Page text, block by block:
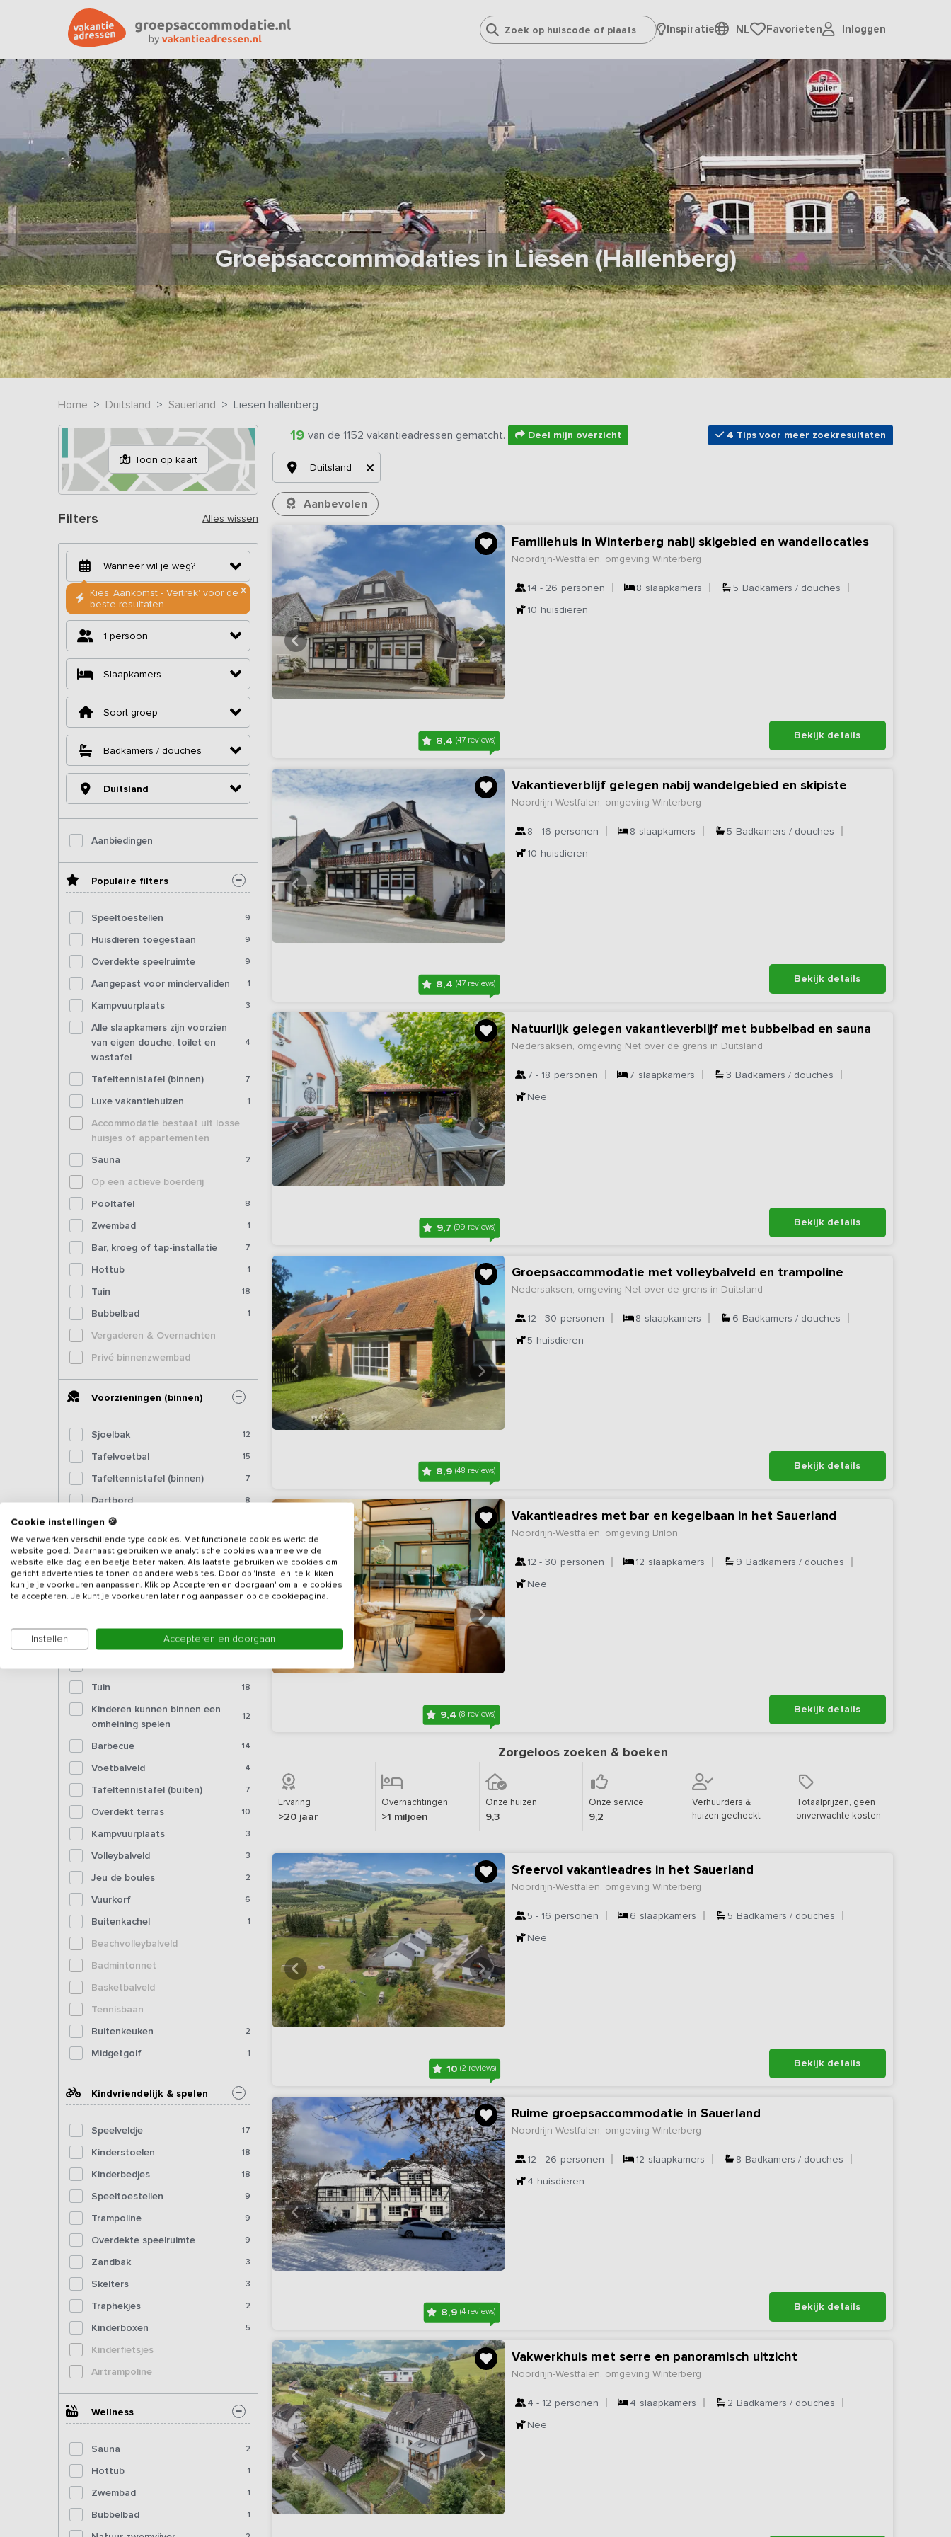
Inspiratie NL Favorieten Inloggen
Groepsaccommodaties in Liesen (Hallenberg)
Home Duitsland Sauerland Liesen hallenberg
Toon op kaart
Filters Alles wissen
X
Kies 'Aankomst - Vertrek' voor de
beste resultaten
1 persoon
Slaapkamers
Soort groep
Badkamers / douches
Duitsland
Aanbiedingen
Populaire filters
Speeltoestellen 9
Huisdieren toegestaan 9
Overdekte speelruimte 9
Aangepast voor mindervaliden 1
Kampvuurplaats 3
Alle slaapkamers zijn voorzien
van eigen douche, toilet en
wastafel
4
Tafeltennistafel (binnen) 7
Luxe vakantiehuizen 1
Accommodatie bestaat uit losse
huisjes of appartementen
Sauna
2
Op een actieve boerderij
Pooltafel
8
Zwembad 1
Bar, kroeg of tap-installatie 7
Hottub 1
Tuin 18
Bubbelbad 1
Vergaderen & Overnachten
Privé binnenzwembad
Voorzieningen (binnen)
Sjoelbak 12
Tafelvoetbal 15
Tafeltennistafel (binnen) 7
Dartbord 8
Pooltafel
Biljart 1
Fitnessapparatuur 1
Bioscoop
Voorzieningen (buiten)
Tuin 18
Kinderen kunnen binnen een
omheining spelen
12
Barbecue 14
Voetbalveld 4
Tafeltennistafel (buiten) 7
Overdekt terras 10
Kampvuurplaats 3
Volleybalveld 3
Jeu de boules 2
Vuurkorf 6
Buitenkachel 1
Beachvolleybalveld
Badmintonnet
Basketbalveld
Tennisbaan
Buitenkeuken
2
Midgetgolf 1
Kindvriendelijk & spelen
Speelveldje 17
Kinderstoelen 18
Kinderbedjes 18
Speeltoestellen 9
Trampoline 9
Overdekte speelruimte 9
Zandbak 3
Skelters 3
Traphekjes 2
Kinderboxen 5
Kinderfietsjes
Airtrampoline
Wellness
Sauna 2
Hottub 1
Zwembad 1
Bubbelbad 1
19 van de 1152 vakantieadressen gematcht. Deel mijn overzicht 4 Tips voor meer zoekresultaten
Duitsland
Aanbevolen
8,4(47 reviews)
Familiehuis in Winterberg nabij skigebied en wandellocaties
Noordrijn-Westfalen, omgeving Winterberg
14 - 26 personen 8 slaapkamers 5 Badkamers / douches
10 huisdieren
Bekijk details
8,4(47 reviews)
Vakantieverblijf gelegen nabij wandelgebied en skipiste
Noordrijn-Westfalen, omgeving Winterberg
8 - 16 personen 8 slaapkamers 5 Badkamers / douches
10 huisdieren
Bekijk details
9,7(99 reviews)
Natuurlijk gelegen vakantieverblijf met bubbelbad en sauna
Nedersaksen, omgeving Net over de grens in Duitsland
7 - 18 personen 7 slaapkamers 3 Badkamers / douches
Nee
Bekijk details
8,9(48 reviews)
Groepsaccommodatie met volleybalveld en trampoline
Nedersaksen, omgeving Net over de grens in Duitsland
12 - 30 personen 8 slaapkamers 6 Badkamers / douches
5 huisdieren
Bekijk details
9,4(8 reviews)
Vakantieadres met bar en kegelbaan in het Sauerland
Noordrijn-Westfalen, omgeving Brilon
12 - 30 personen 12 slaapkamers 9 Badkamers / douches
Nee
Bekijk details
Zorgeloos zoeken & boeken
Ervaring
>20 jaar
Overnachtingen
>1 miljoen
Onze huizen
9,3
Onze service
9,2
Verhuurders &
huizen gecheckt
Totaalprijzen, geen
onverwachte kosten
10 (2 reviews)
Sfeervol vakantieadres in het Sauerland
Noordrijn-Westfalen, omgeving Winterberg
5 - 16 personen 6 slaapkamers 5 Badkamers / douches
Nee
Bekijk details
8,9(4 reviews)
Ruime groepsaccommodatie in Sauerland
Noordrijn-Westfalen, omgeving Winterberg
12 - 26 personen 12 slaapkamers 8 Badkamers / douches
4 huisdieren
Bekijk details
Vakwerkhuis met serre en panoramisch uitzicht
Noordrijn-Westfalen, omgeving Winterberg
4 - 12 personen 4 slaapkamers 2 Badkamers / douches
Nee
Cookie instellingen 🍪
We verwerken verschillende type cookies. Met functionele cookies werkt de
website goed. Daarnaast gebruiken we analytische cookies waarmee we de
website elke dag een beetje beter maken. Als laatste gebruiken we cookies om
gericht advertenties te tonen op andere websites. Door op 'Instellen' te klikken
kun je je voorkeuren aanpassen. Klik op 'Accepteren en doorgaan' om alle cookies
te accepteren. Je kunt je voorkeuren later nog aanpassen op de cookiepagina.
Instellen Accepteren en doorgaan